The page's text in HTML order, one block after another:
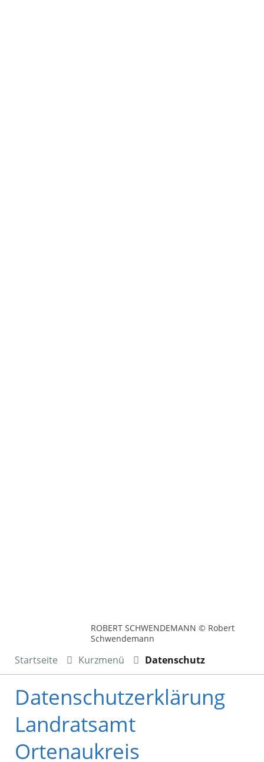
ROBERT SCHWENDEMANN © Robert
Schwendemann
Startseite Kurzmenü Datenschutz
Datenschutzerklärung
Landratsamt
Ortenaukreis